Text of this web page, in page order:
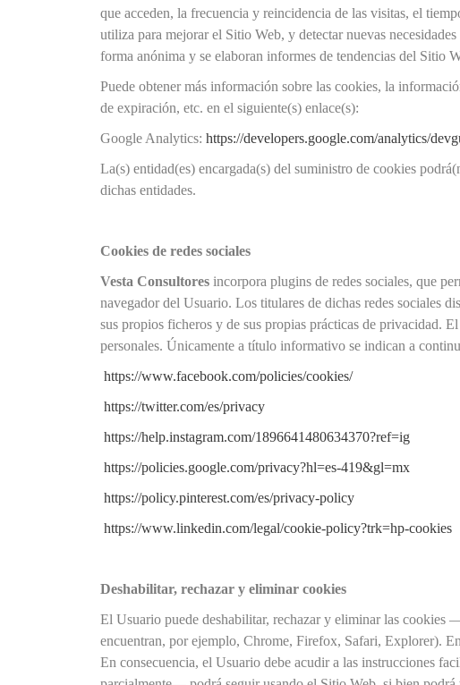
que acceden, la frecuencia y reincidencia de las visitas, el
utiliza para mejorar el Sitio Web, y detectar nuevas
forma anónima y se elaboran informes de tendencias del Sitio
Puede obtener más información sobre las cookies, la
de expiración, etc. en el siguiente(s) enlace(s):
Google Analytics: https://developers.google.com/analytics/
La(s) entidad(es) encargada(s) del suministro de cookies
dichas entidades.
Cookies de redes sociales
Vesta Consultores incorpora plugins de redes sociales, que
navegador del Usuario. Los titulares de dichas redes sociales
sus propios ficheros y de sus propias prácticas de privacidad.
personales. Únicamente a título informativo se indican a
https://www.facebook.com/policies/cookies/
https://twitter.com/es/privacy
https://help.instagram.com/1896641480634370?ref=ig
https://policies.google.com/privacy?hl=es-419&gl=mx
https://policy.pinterest.com/es/privacy-policy
https://www.linkedin.com/legal/cookie-policy?trk=hp-cookies
Deshabilitar, rechazar y eliminar cookies
El Usuario puede deshabilitar, rechazar y eliminar las cookies
encuentran, por ejemplo, Chrome, Firefox, Safari, Explorer).
En consecuencia, el Usuario debe acudir a las instrucciones